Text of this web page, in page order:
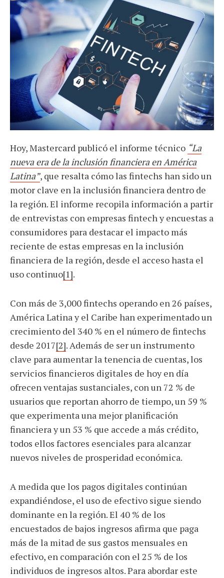
Hoy, Mastercard publicó el informe técnico “La
nueva era de la inclusión financiera en América
Latina”, que resalta cómo las fintechs han sido un
motor clave en la inclusión financiera dentro de
la región. El informe recopila información a partir
de entrevistas con empresas fintech y encuestas a
consumidores para destacar el impacto más
reciente de estas empresas en la inclusión
financiera de la región, desde el acceso hasta el
uso continuo[1].
Con más de 3,000 fintechs operando en 26 países,
América Latina y el Caribe han experimentado un
crecimiento del 340 % en el número de fintechs
desde 2017[2]. Además de ser un instrumento
clave para aumentar la tenencia de cuentas, los
servicios financieros digitales de hoy en día
ofrecen ventajas sustanciales, con un 72 % de
usuarios que reportan ahorro de tiempo, un 59 %
que experimenta una mejor planificación
financiera y un 53 % que accede a más crédito,
todos ellos factores esenciales para alcanzar
nuevos niveles de prosperidad económica.
A medida que los pagos digitales continúan
expandiéndose, el uso de efectivo sigue siendo
dominante en la región. El 40 % de los
encuestados de bajos ingresos afirma que paga
más de la mitad de sus gastos mensuales en
efectivo, en comparación con el 25 % de los
individuos de ingresos altos. Para abordar este